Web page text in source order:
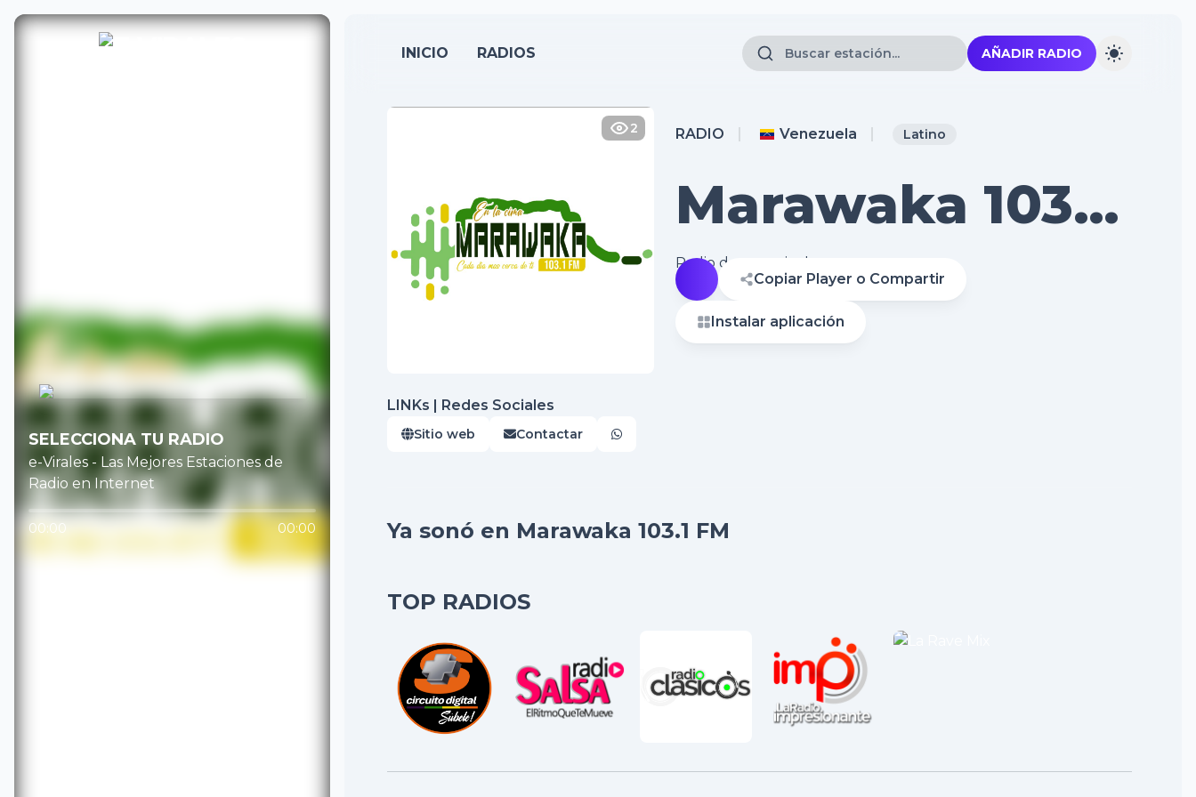
INICIO RADIOS AÑADIR RADIO
RADIO Venezuela Latino
Marawaka 103.1
FM
2
Radio de otro nivel
Copiar Player o Compartir
Instalar aplicación
LINKs | Redes Sociales
Sitio web Contactar
Ya sonó en Marawaka 103.1 FM
TOP RADIOS
SELECCIONA TU RADIO
e-Virales - Las Mejores Estaciones de
Radio en Internet
00:00 00:00